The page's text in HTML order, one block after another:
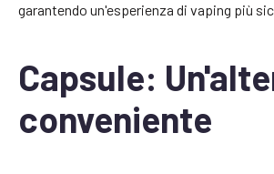
garantendo un'esperienza di vaping più
Capsule:
conveniente